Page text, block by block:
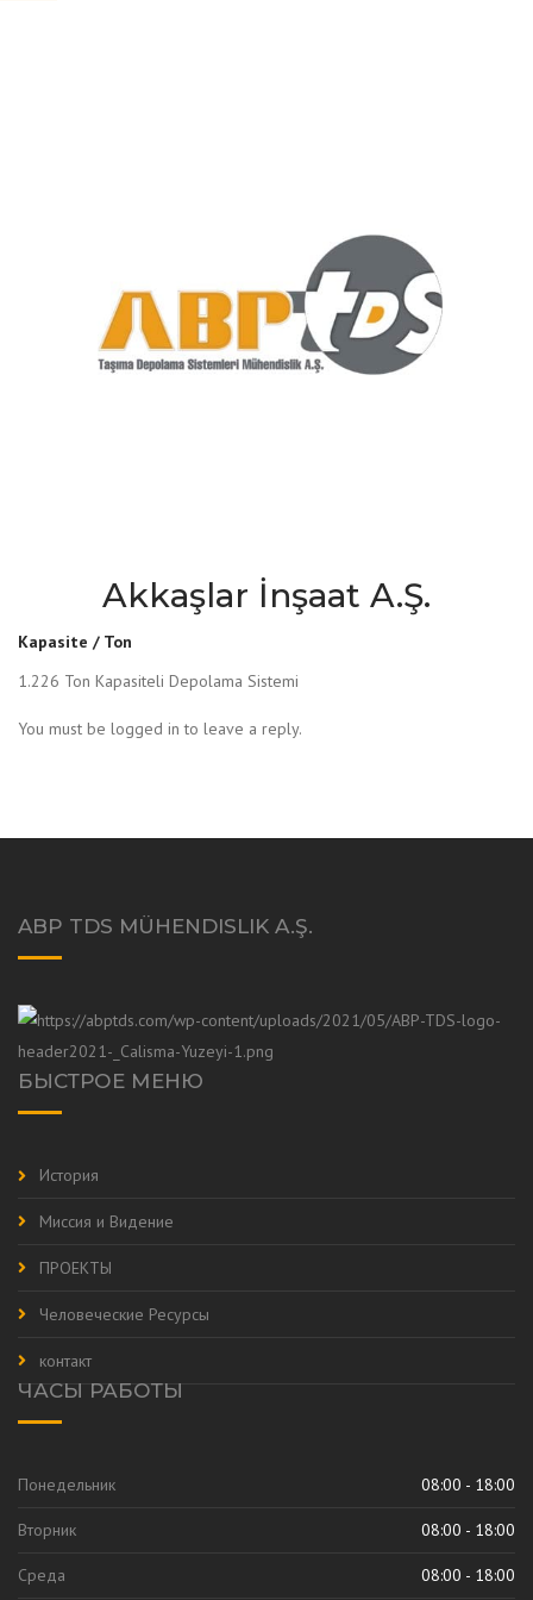
Akkaşlar İnşaat A.Ş.
Kapasite / Ton
1.226 Ton Kapasiteli Depolama Sistemi
You must be logged in to leave a reply.
ABP TDS MÜHENDISLIK A.Ş.
БЫСТРОЕ МЕНЮ
История
Миссия и Видение
ПРОЕКТЫ
Человеческие Ресурсы
контакт
ЧАСЫ РАБОТЫ
Понедельник 08:00 - 18:00
Вторник 08:00 - 18:00
Среда 08:00 - 18:00